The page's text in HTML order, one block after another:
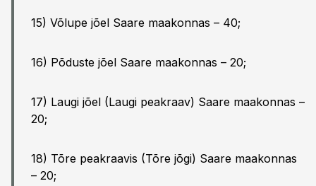
15) Võlupe jõel Saare maakonnas – 40;
16) Põduste jõel Saare maakonnas – 20;
17) Laugi jõel (Laugi peakraav) Saare maakonnas –
20;
18) Tõre peakraavis (Tõre jõgi) Saare maakonnas
– 20;